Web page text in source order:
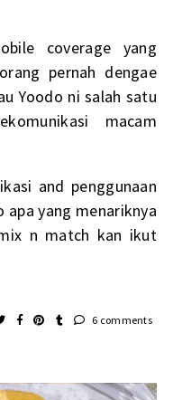
coverage yang
pernah dengae
Yoodo ni salah satu
macam
and penggunaan
yang menariknya
n match kan ikut
6 comments